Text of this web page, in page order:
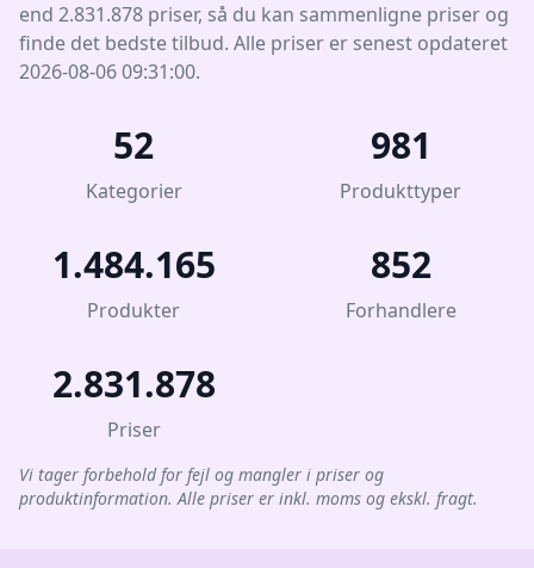
end 2.831.878 priser, så du kan sammenligne priser og
finde det bedste tilbud. Alle priser er senest opdateret
2026-08-06 09:31:00.
52
Kategorier
981
Produkttyper
1.484.165
Produkter
852
Forhandlere
2.831.878
Priser
Vi tager forbehold for fejl og mangler i priser og
produktinformation. Alle priser er inkl. moms og ekskl. fragt.